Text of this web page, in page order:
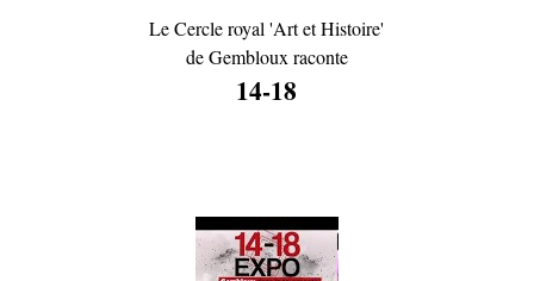
Le Cercle royal 'Art et Histoire'
de Gembloux raconte
14-18